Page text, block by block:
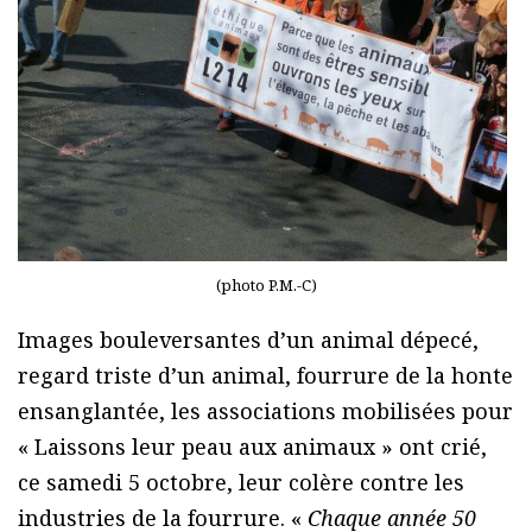
(photo P.M.-C)
Images bouleversantes d’un animal dépecé,
regard triste d’un animal, fourrure de la honte
ensanglantée, les associations mobilisées pour
« Laissons leur peau aux animaux » ont crié,
ce samedi 5 octobre, leur colère contre les
industries de la fourrure. « Chaque année 50